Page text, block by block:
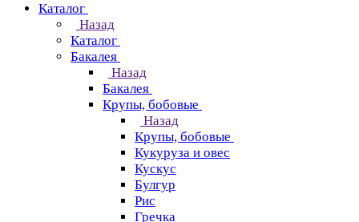
Каталог
Назад
Каталог
Бакалея
Назад
Бакалея
Крупы, бобовые
Назад
Крупы, бобовые
Кукуруза и овес
Кускус
Булгур
Рис
Гречка